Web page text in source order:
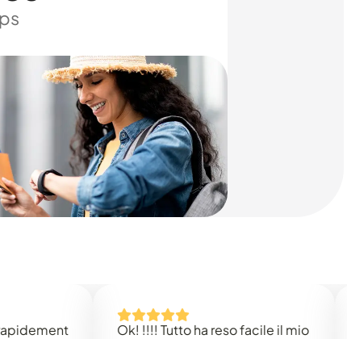
Ok! !!!! Tutto ha reso facile il mio